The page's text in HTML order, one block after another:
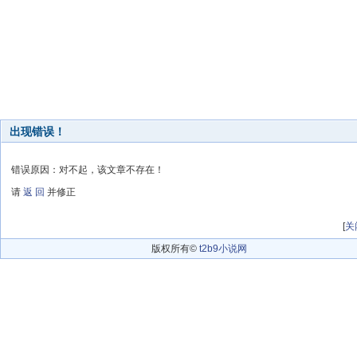
出现错误！
错误原因：对不起，该文章不存在！
请 返 回 并修正
[关
版权所有© t2b9小说网